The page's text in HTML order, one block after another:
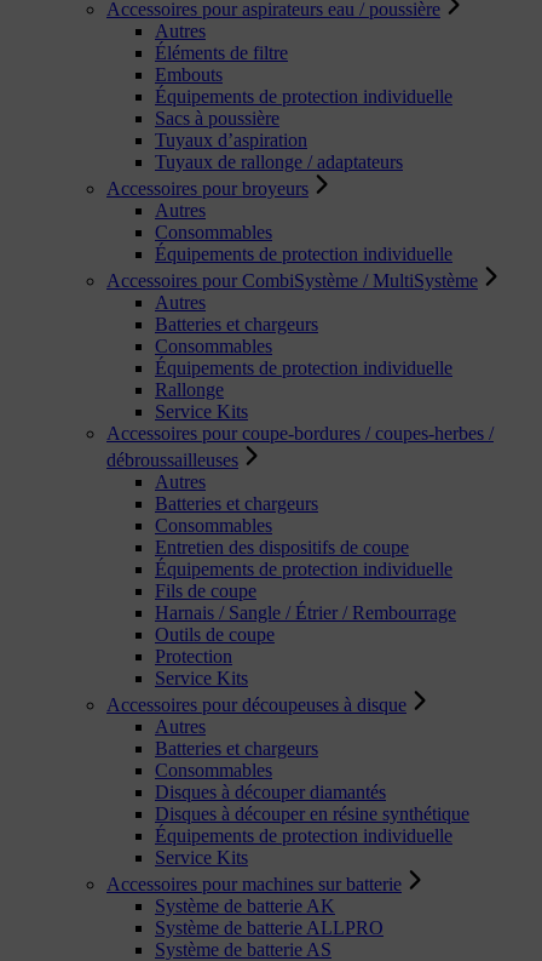
Accessoires pour aspirateurs eau / poussière
Autres
Éléments de filtre
Embouts
Équipements de protection individuelle
Sacs à poussière
Tuyaux d’aspiration
Tuyaux de rallonge / adaptateurs
Accessoires pour broyeurs
Autres
Consommables
Équipements de protection individuelle
Accessoires pour CombiSystème / MultiSystème
Autres
Batteries et chargeurs
Consommables
Équipements de protection individuelle
Rallonge
Service Kits
Accessoires pour coupe-bordures / coupes-herbes /
débroussailleuses
Autres
Batteries et chargeurs
Consommables
Entretien des dispositifs de coupe
Équipements de protection individuelle
Fils de coupe
Harnais / Sangle / Étrier / Rembourrage
Outils de coupe
Protection
Service Kits
Accessoires pour découpeuses à disque
Autres
Batteries et chargeurs
Consommables
Disques à découper diamantés
Disques à découper en résine synthétique
Équipements de protection individuelle
Service Kits
Accessoires pour machines sur batterie
Système de batterie AK
Système de batterie ALLPRO
Système de batterie AS